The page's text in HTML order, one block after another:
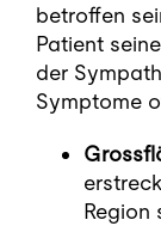
betroffen
Patient
der
Symptome
Region